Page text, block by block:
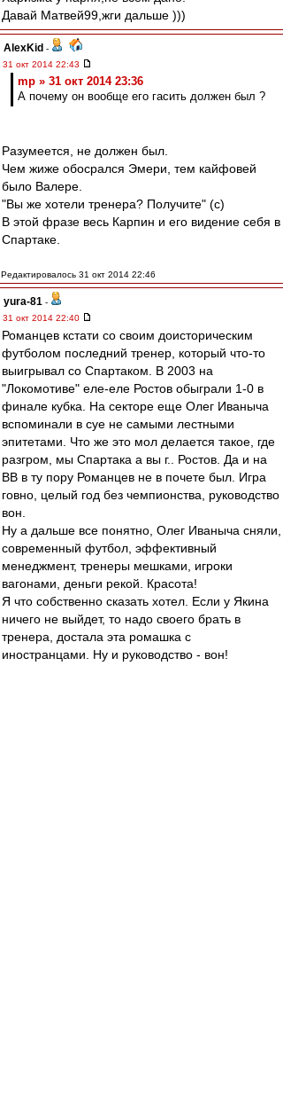
Давай Матвей99,жги дальше )))
AlexKid -
31 окт 2014 22:43
mp » 31 окт 2014 23:36
А почему он вообще его гасить должен был ?
Разумеется, не должен был.
Чем жиже обосрался Эмери, тем кайфовей
было Валере.
"Вы же хотели тренера? Получите" (c)
В этой фразе весь Карпин и его видение себя в
Спартаке.
Редактировалось 31 окт 2014 22:46
yura-81 -
31 окт 2014 22:40
Романцев кстати со своим доисторическим
футболом последний тренер, который что-то
выигрывал со Спартаком. В 2003 на
"Локомотиве" еле-еле Ростов обыграли 1-0 в
финале кубка. На секторе еще Олег Иваныча
вспоминали в суе не самыми лестными
эпитетами. Что же это мол делается такое, где
разгром, мы Спартака а вы г.. Ростов. Да и на
ВВ в ту пору Романцев не в почете был. Игра
говно, целый год без чемпионства, руководство
вон.
Ну а дальше все понятно, Олег Иваныча сняли,
современный футбол, эффективный
менеджмент, тренеры мешками, игроки
вагонами, деньги рекой. Красота!
Я что собственно сказать хотел. Если у Якина
ничего не выйдет, то надо своего брать в
тренера, достала эта ромашка с
иностранцами. Ну и руководство - вон!